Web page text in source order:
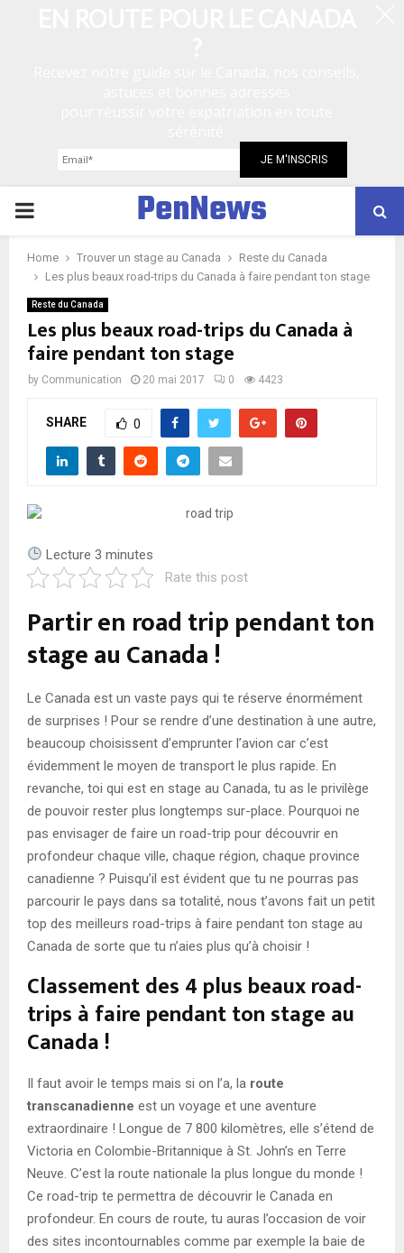
P
R
M
Y
M
N
U
PenNews
Home Trouver un stage au Canada
Reste du Canada
Les plus beaux road-trips du Canada à faire pendant ton stage
Reste du Canada
Les plus beaux road-trips du Canada à
faire pendant ton stage
by Communication 20 mai 2017 0 4423
SHARE 0
Lecture 3 minutes
Rate this post
Partir en road trip pendant ton
stage au Canada !
Le Canada est un vaste pays qui te réserve énormément
de surprises ! Pour se rendre d’une destination à une autre,
beaucoup choisissent d’emprunter l’avion car c’est
évidemment le moyen de transport le plus rapide. En
revanche, toi qui est en stage au Canada, tu as le privilège
de pouvoir rester plus longtemps sur-place. Pourquoi ne
pas envisager de faire un road-trip pour découvrir en
profondeur chaque ville, chaque région, chaque province
canadienne ? Puisqu’il est évident que tu ne pourras pas
parcourir le pays dans sa totalité, nous t’avons fait un petit
top des meilleurs road-trips à faire pendant ton stage au
Canada de sorte que tu n’aies plus qu’à choisir !
Classement des 4 plus beaux road-
trips à faire pendant ton stage au
Canada !
Il faut avoir le temps mais si on l’a, la route
transcanadienne est un voyage et une aventure
extraordinaire ! Longue de 7 800 kilomètres, elle s’étend de
Victoria en Colombie-Britannique à St. John’s en Terre
Neuve. C’est la route nationale la plus longue du monde !
Ce road-trip te permettra de découvrir le Canada en
profondeur. En cours de route, tu auras l’occasion de voir
des sites incontournables comme par exemple la baie de